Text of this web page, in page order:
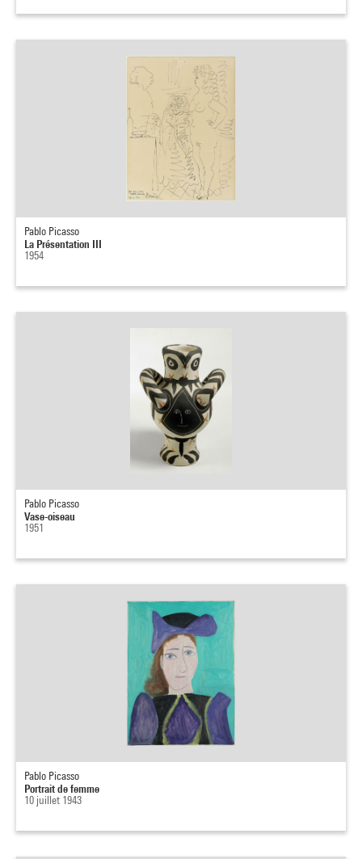
Pablo Picasso
La Présentation III
1954
Pablo Picasso
Vase-oiseau
1951
Pablo Picasso
Portrait de femme
10 juillet 1943